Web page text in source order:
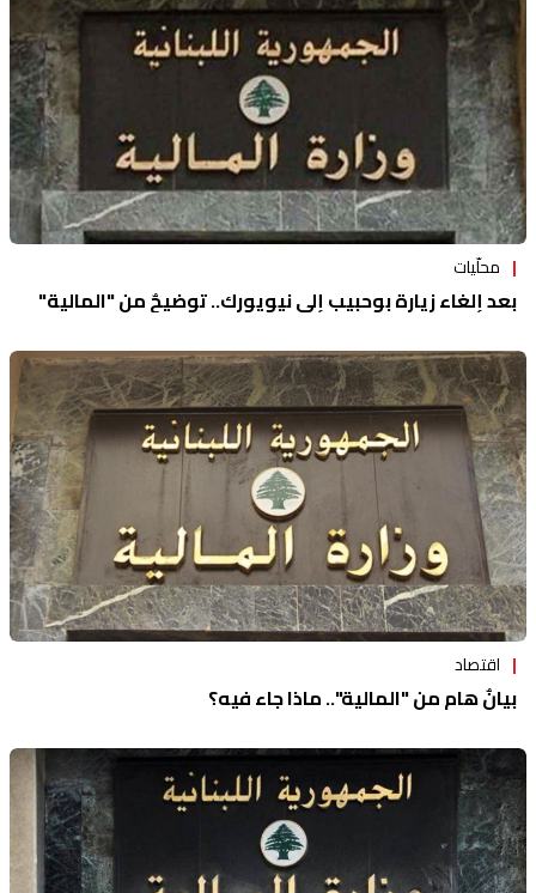
محلّيات
بعد إلغاء زيارة بوحبيب إلى نيويورك.. توضيحٌ من "المالية"
اقتصاد
بيانٌ هام من "المالية".. ماذا جاء فيه؟